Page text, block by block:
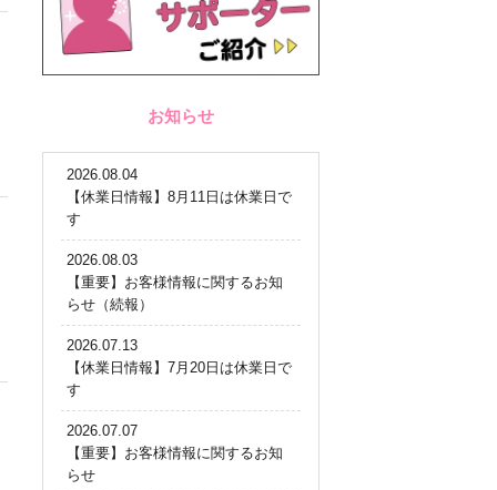
お知らせ
2026.08.04
【休業日情報】8月11日は休業日で
す
2026.08.03
【重要】お客様情報に関するお知
らせ（続報）
2026.07.13
【休業日情報】7月20日は休業日で
す
2026.07.07
【重要】お客様情報に関するお知
らせ